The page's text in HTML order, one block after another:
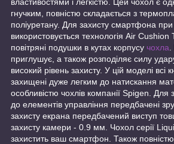
гнучким, повністю складається з
поліуретану. Для захисту смартфона
використовується технологія Air Cushion
повітряні подушки в кутах корпусу чохла
приглушує, а також розподіляє силу
високий рівень захисту. У цій моделі всі
захищені дуже легким до натискання
особливістю чохлів компанії Spigen. Для
до елементів управління передбачені
захисту екрана передбачений виступ
захисту камери - 0.9 мм. Чохол серії
захистить ваш смартфон. Також повністю